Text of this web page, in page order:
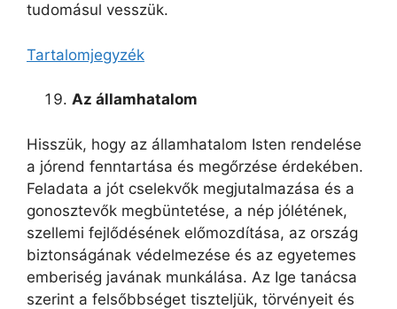
tudomásul vesszük.
Tartalomjegyzék
Az államhatalom
Hisszük, hogy az államhatalom Isten rendelése
a jórend fenntartása és megőrzése érdekében.
Feladata a jót cselekvők megjutalmazása és a
gonosztevők megbüntetése, a nép jólétének,
szellemi fejlődésének előmozdítása, az ország
biztonságának védelmezése és az egyetemes
emberiség javának munkálása. Az Ige tanácsa
szerint a felsőbbséget tiszteljük, törvényeit és